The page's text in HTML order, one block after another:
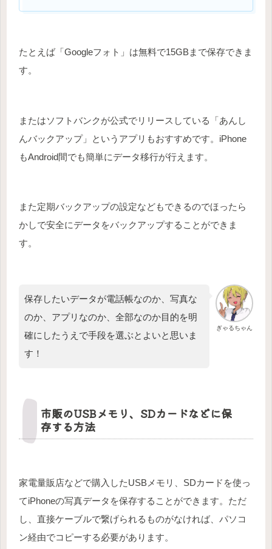
たとえば「Googleフォト」は無料で15GBまで保存できま
す。
またはソフトバンクが公式でリリースしている「あんし
んバックアップ」というアプリもおすすめです。iPhone
もAndroid間でも簡単にデータ移行が行えます。
また定期バックアップの設定などもできるのでほったら
かしで安全にデータをバックアップすることができま
す。
ぎゃるちゃん
保存したいデータが電話帳なのか、写真な
のか、アプリなのか、全部なのか目的を明
確にしたうえで手段を選ぶとよいと思いま
す！
市販のUSBメモリ、SDカードなどに保
存する方法
家電量販店などで購入したUSBメモリ、SDカードを使っ
てiPhoneの写真データを保存することができます。ただ
し、直接ケーブルで繋げられるものがなければ、パソコ
ン経由でコピーする必要があります。